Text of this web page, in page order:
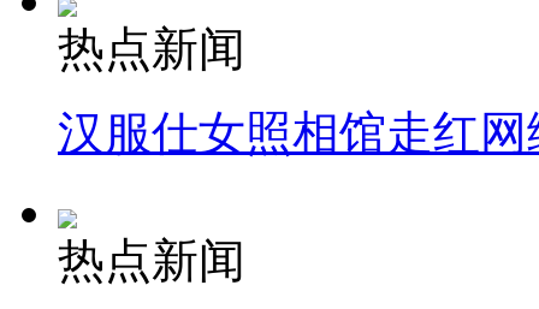
热点新闻
汉服仕女照相馆走红网
热点新闻